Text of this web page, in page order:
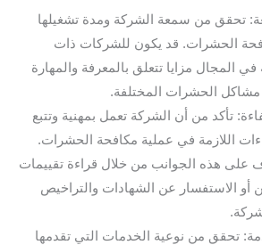
تحقق من سمعة الشركة ومدة تشغيلها
الحشرات. قد يكون للشركات ذات
في المجال مزايا تتعلق بالمعرفة والمهارة
مشاكل الحشرات المختلفة.
تأكد من أن الشركة تعمل بمهنية وتتبع
اللازمة في عملية مكافحة الحشرات.
على هذه الجوانب من خلال قراءة تقييمات
أو الاستفسار عن الشهادات والتراخيص
تحقق من نوعية الخدمات التي تقدمها